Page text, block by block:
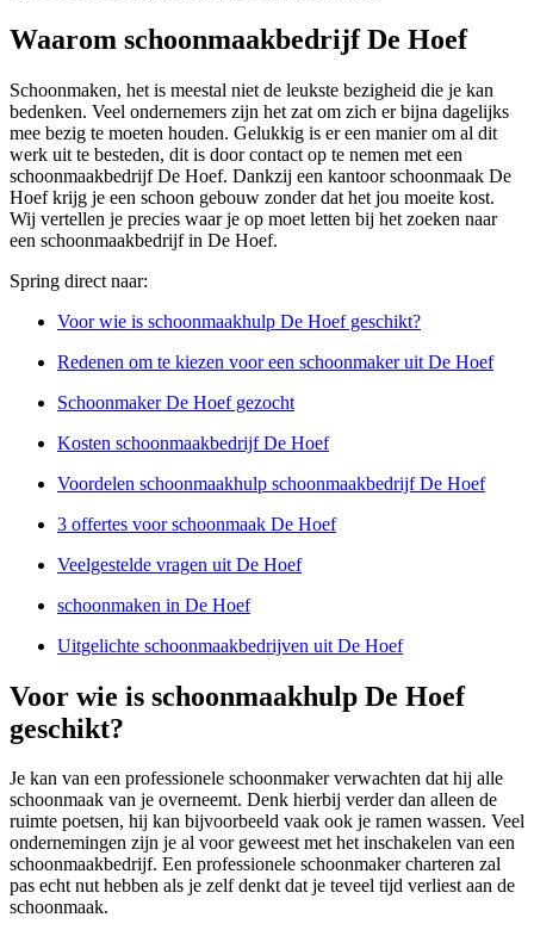
Waarom schoonmaakbedrijf De Hoef
Schoonmaken, het is meestal niet de leukste bezigheid die je kan
bedenken. Veel ondernemers zijn het zat om zich er bijna dagelijks
mee bezig te moeten houden. Gelukkig is er een manier om al dit
werk uit te besteden, dit is door contact op te nemen met een
schoonmaakbedrijf De Hoef. Dankzij een kantoor schoonmaak De
Hoef krijg je een schoon gebouw zonder dat het jou moeite kost.
Wij vertellen je precies waar je op moet letten bij het zoeken naar
een schoonmaakbedrijf in De Hoef.
Spring direct naar:
Voor wie is schoonmaakhulp De Hoef geschikt?
Redenen om te kiezen voor een schoonmaker uit De Hoef
Schoonmaker De Hoef gezocht
Kosten schoonmaakbedrijf De Hoef
Voordelen schoonmaakhulp schoonmaakbedrijf De Hoef
3 offertes voor schoonmaak De Hoef
Veelgestelde vragen uit De Hoef
schoonmaken in De Hoef
Uitgelichte schoonmaakbedrijven uit De Hoef
Voor wie is schoonmaakhulp De Hoef
geschikt?
Je kan van een professionele schoonmaker verwachten dat hij alle
schoonmaak van je overneemt. Denk hierbij verder dan alleen de
ruimte poetsen, hij kan bijvoorbeeld vaak ook je ramen wassen. Veel
ondernemingen zijn je al voor geweest met het inschakelen van een
schoonmaakbedrijf. Een professionele schoonmaker charteren zal
pas echt nut hebben als je zelf denkt dat je teveel tijd verliest aan de
schoonmaak.